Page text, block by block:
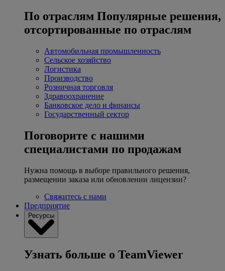
По отраслям Популярные решения,
отсортированные по отраслям
Автомобильная промышленность
Сельское хозяйство
Логистика
Производство
Розничная торговля
Здравоохранение
Банковское дело и финансы
Государственный сектор
Поговорите с нашими
специалистами по продажам
Нужна помощь в выборе правильного решения,
размещении заказа или обновлении лицензии?
Свяжитесь с нами
Предприятие
Ресурсы
Узнать больше о TeamViewer